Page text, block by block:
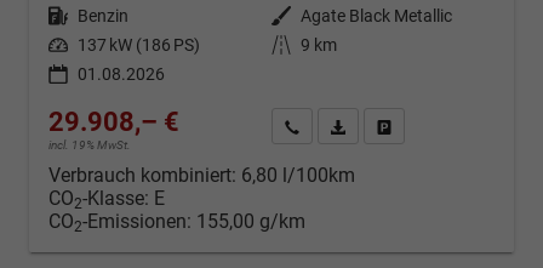
Kraftstoff Benzin Außenfarbe Agate Black Metallic
Leistung 137 kW (186 PS) Kilometerstand 9 km
01.08.2026
29.908,– €
incl. 19% MwSt.
Kontakt & Angebot anfordern
PDF-Datei, Fahrzeugexposé
Verbrauch kombiniert: 6,80 l/100km
CO2-Klasse: E
CO2-Emissionen: 155,00 g/km